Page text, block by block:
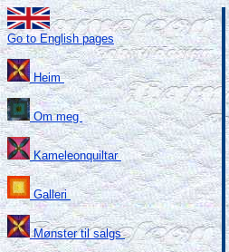
Go to English pages
Heim
Om meg
Kameleonquiltar
Galleri
Mønster til salgs